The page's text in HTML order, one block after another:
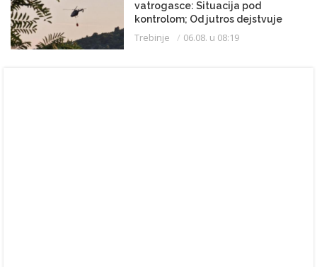
vatrogasce: Situacija pod
kontrolom; Od jutros dejstvuje
helikopter
Trebinje 06.08. u 08:19